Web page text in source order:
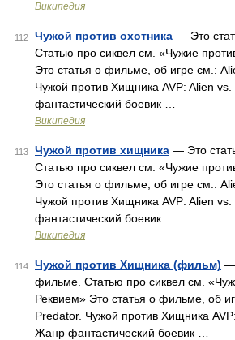
Википедия
112 Чужой против охотника — Это
Статью про сиквел см. «Чужие
Это статья о фильме, об игре см.:
Чужой против Хищника AVP: Alien
фантастический боевик …
Википедия
113 Чужой против хищника — Это
Статью про сиквел см. «Чужие
Это статья о фильме, об игре см.:
Чужой против Хищника AVP: Alien
фантастический боевик …
Википедия
114 Чужой против Хищника (фильм) —
фильме. Статью про сиквел см.
Реквием» Это статья о фильме, об
Predator. Чужой против Хищника
Жанр фантастический боевик …